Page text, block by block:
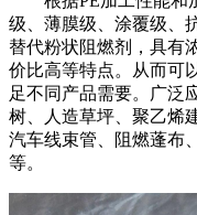
级、薄膜级、涂覆级、
替代粉状阻燃剂，具有
价比高等特点。从而可
足不同产品需要。广泛
树、人造草坪、聚乙烯
汽车线束管、阻燃蓬布
等。